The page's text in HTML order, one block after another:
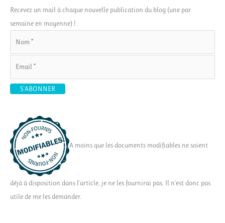
Recevez un mail à chaque nouvelle publication du blog (une par
semaine en moyenne) !
A moins que les documents modifiables ne soient
déjà à disposition dans l'article, je ne les fournirai pas. Il n'est donc pas
utile de me les demander.